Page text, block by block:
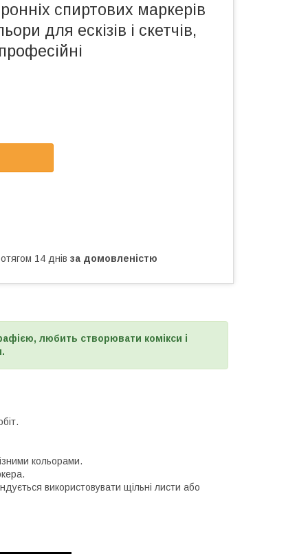
спиртових маркерів
для ескізів і скетчів,
14 днів за домовленістю
любить створювати комікси і
кольорами.
використовувати щільні листи або